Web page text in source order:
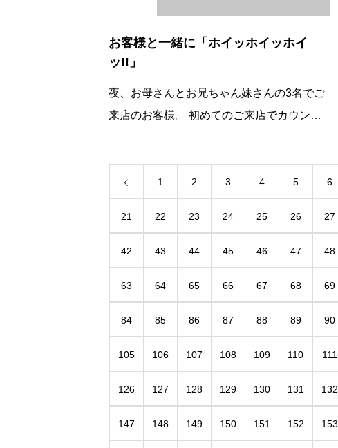
お客様と一緒に「ホイッホイッホイ
ッ!!」
夜、お母さんとお兄ちゃん妹さんの3名でご
来店のお客様。 初めてのご来店でカウンタ
っと一緒
1 2 3 4 5 6
21 22 23 24 25 26 27
42 43 44 45 46 47 48
63 64 65 66 67 68 69
84 85 86 87 88 89 90
105 106 107 108 109 110 111
126 127 128 129 130 131 132
147 148 149 150 151 152 153